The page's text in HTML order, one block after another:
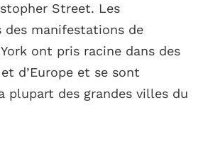
Street. Les
des manifestations de
ont ​​pris racine dans des
d’Europe et se sont
plupart des grandes villes du